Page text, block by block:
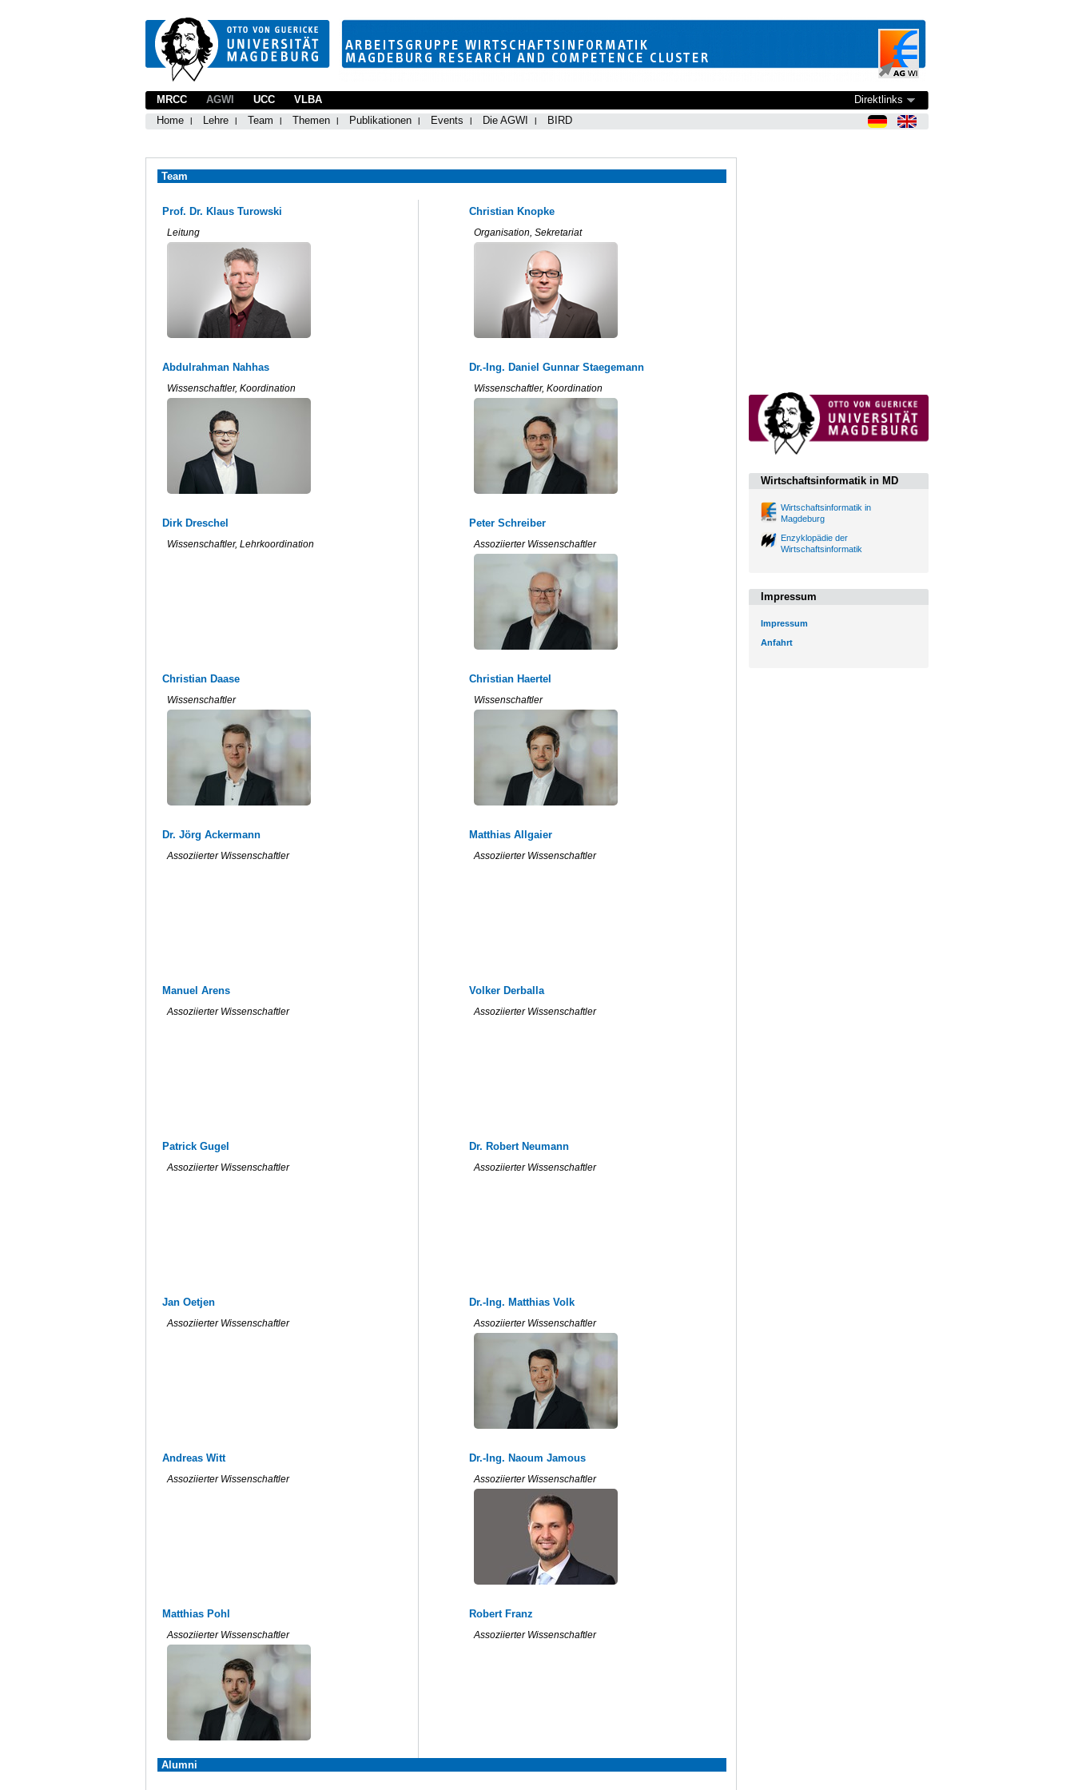
MRCC
AGWI
Home
Lehre Team Themen Publikationen Events Die AGWI BIRD
UCC VLBA Direktlinks
Team
Prof. Dr. Klaus Turowski
Leitung
Christian Knopke
Organisation, Sekretariat
Abdulrahman Nahhas
Wissenschaftler, Koordination
Dr.-Ing. Daniel Gunnar Staegemann
Wissenschaftler, Koordination
Dirk Dreschel
Wissenschaftler, Lehrkoordination
Peter Schreiber
Assoziierter Wissenschaftler
Christian Daase
Wissenschaftler
Christian Haertel
Wissenschaftler
Dr. Jörg Ackermann
Assoziierter Wissenschaftler
Matthias Allgaier
Assoziierter Wissenschaftler
Manuel Arens
Assoziierter Wissenschaftler
Volker Derballa
Assoziierter Wissenschaftler
Patrick Gugel
Assoziierter Wissenschaftler
Dr. Robert Neumann
Assoziierter Wissenschaftler
Jan Oetjen
Assoziierter Wissenschaftler
Dr.-Ing. Matthias Volk
Assoziierter Wissenschaftler
Andreas Witt
Assoziierter Wissenschaftler
Dr.-Ing. Naoum Jamous
Assoziierter Wissenschaftler
Matthias Pohl
Assoziierter Wissenschaftler
Robert Franz
Assoziierter Wissenschaftler
Alumni
Wirtschaftsinformatik in MD
Wirtschaftsinformatik in
Magdeburg
Enzyklopädie der
Wirtschaftsinformatik
Impressum
Impressum
Anfahrt